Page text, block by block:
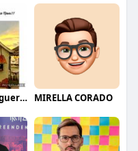
Alexandre Figueras MIRELLA CORADO